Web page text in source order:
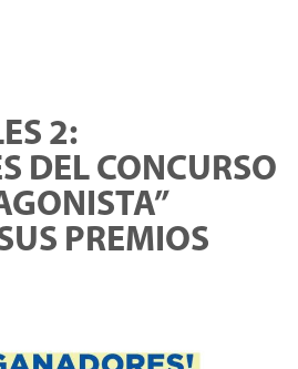
2:
DEL CONCURSO
PREMIOS